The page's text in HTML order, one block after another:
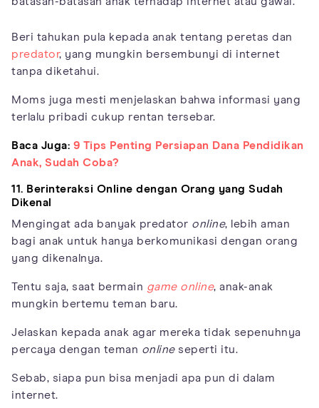
Beri tahukan pula kepada anak tentang peretas dan
predator, yang mungkin bersembunyi di internet
tanpa diketahui.
Moms juga mesti menjelaskan bahwa informasi yang
terlalu pribadi cukup rentan tersebar.
Baca Juga: 9 Tips Penting Persiapan Dana Pendidikan
Anak, Sudah Coba?
11. Berinteraksi Online dengan Orang yang Sudah
Dikenal
Mengingat ada banyak predator online, lebih aman
bagi anak untuk hanya berkomunikasi dengan orang
yang dikenalnya.
Tentu saja, saat bermain game online, anak-anak
mungkin bertemu teman baru.
Jelaskan kepada anak agar mereka tidak sepenuhnya
percaya dengan teman onlineseperti itu.
Sebab, siapa pun bisa menjadi apa pun di dalam
internet.